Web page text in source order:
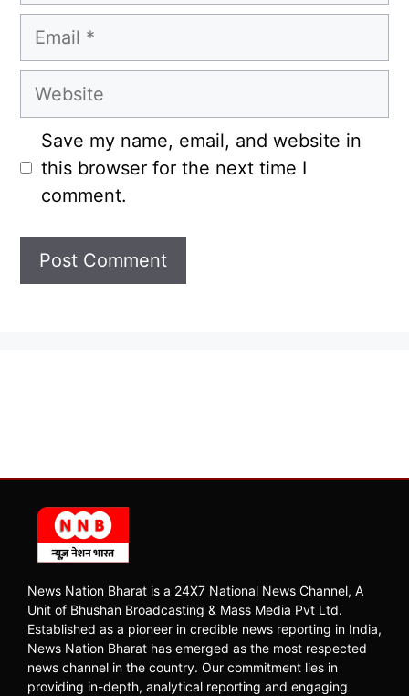
Email
Website
Save my name, email, and website in
this browser for the next time I
comment.
News Nation Bharat is a 24X7 National News Channel, A
Unit of Bhushan Broadcasting & Mass Media Pvt Ltd.
Established as a pioneer in credible news reporting in India,
News Nation Bharat has emerged as the most respected
news channel in the country. Our commitment lies in
providing in-depth, analytical reporting and engaging